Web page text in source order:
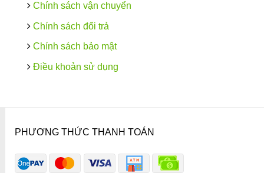
Chính sách vận chuyển
Chính sách đổi trả
Chính sách bảo mật
Điều khoản sử dụng
PHƯƠNG THỨC THANH TOÁN